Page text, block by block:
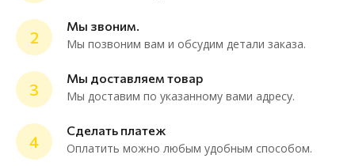
2
Мы звоним.
Мы позвоним вам и обсудим детали заказа.
3
Мы доставляем товар
Мы доставим по указанному вами адресу.
4
Сделать платеж
Оплатить можно любым удобным способом.
online
Мессенджеры
Нужна консультация или персональное
предложение? Пиши в мессенджер!